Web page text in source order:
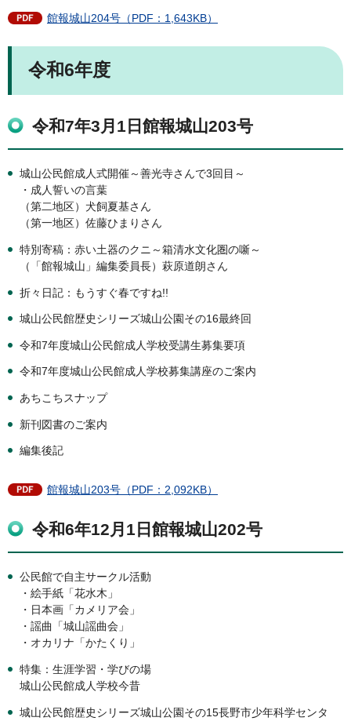
館報城山204号（PDF：1,643KB）
令和6年度
令和7年3月1日館報城山203号
城山公民館成人式開催～善光寺さんで3回目～
・成人誓いの言葉
（第二地区）犬飼夏基さん
（第一地区）佐藤ひまりさん
特別寄稿：赤い土器のクニ～箱清水文化圏の噺～
（「館報城山」編集委員長）萩原道朗さん
折々日記：もうすぐ春ですね!!
城山公民館歴史シリーズ城山公園その16最終回
令和7年度城山公民館成人学校受講生募集要項
令和7年度城山公民館成人学校募集講座のご案内
あちこちスナップ
新刊図書のご案内
編集後記
館報城山203号（PDF：2,092KB）
令和6年12月1日館報城山202号
公民館で自主サークル活動
・絵手紙「花水木」
・日本画「カメリア会」
・謡曲「城山謡曲会」
・オカリナ「かたくり」
特集：生涯学習・学びの場
城山公民館成人学校今昔
城山公民館歴史シリーズ城山公園その15長野市少年科学センタ